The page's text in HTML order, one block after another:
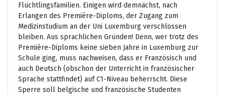
Flüchtlingsfamilien. Einigen wird demnächst, nach
Erlangen des Première-Diploms, der Zugang zum
Medizinstudium an der Uni Luxemburg verschlossen
bleiben. Aus sprachlichen Gründen! Denn, wer trotz des
Première-Diploms keine sieben Jahre in Luxemburg zur
Schule ging, muss nachweisen, dass er Französisch und
auch Deutsch (obschon der Unterricht in französischer
Sprache stattfindet) auf C1-Niveau beherrscht. Diese
Sperre soll belgische und französische Studenten